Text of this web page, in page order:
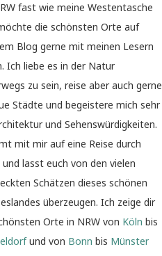
fast wie meine Westentasche
die schönsten Orte auf
Blog gerne mit meinen Lesern
Ich liebe es in der Natur
zu sein, reise aber auch gerne
Städte und begeistere mich sehr
und Sehenswürdigkeiten.
mit mir auf eine Reise durch
und lasst euch von den vielen
Schätzen dieses schönen
überzeugen. Ich zeige dir
Orte in NRW von Köln bis
und von Bonn bis Münster